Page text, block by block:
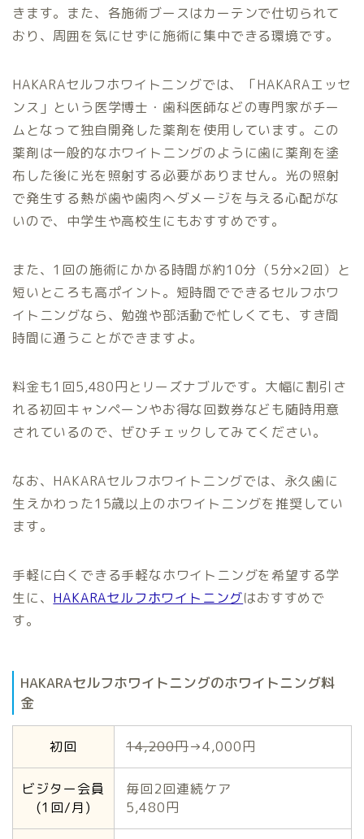
きます。また、各施術ブースはカーテンで仕切られて
おり、周囲を気にせずに施術に集中できる環境です。
HAKARAセルフホワイトニングでは、「HAKARAエッセ
ンス」という医学博士・歯科医師などの専門家がチー
ムとなって独自開発した薬剤を使用しています。この
薬剤は一般的なホワイトニングのように歯に薬剤を塗
布した後に光を照射する必要がありません。光の照射
で発生する熱が歯や歯肉へダメージを与える心配がな
いので、中学生や高校生にもおすすめです。
また、1回の施術にかかる時間が約10分（5分×2回）と
短いところも高ポイント。短時間でできるセルフホワ
イトニングなら、勉強や部活動で忙しくても、すき間
時間に通うことができますよ。
料金も1回5,480円とリーズナブルです。大幅に割引さ
れる初回キャンペーンやお得な回数券なども随時用意
されているので、ぜひチェックしてみてください。
なお、HAKARAセルフホワイトニングでは、永久歯に
生えかわった15歳以上のホワイトニングを推奨してい
ます。
手軽に白くできる手軽なホワイトニングを希望する学
生に、 HAKARAセルフホワイトニングはおすすめで
す。
HAKARAセルフホワイトニングのホワイトニング料
金
初回 14,200円→4,000円
ビジター会員
(1回/月)
毎回2回連続ケア
5,480円